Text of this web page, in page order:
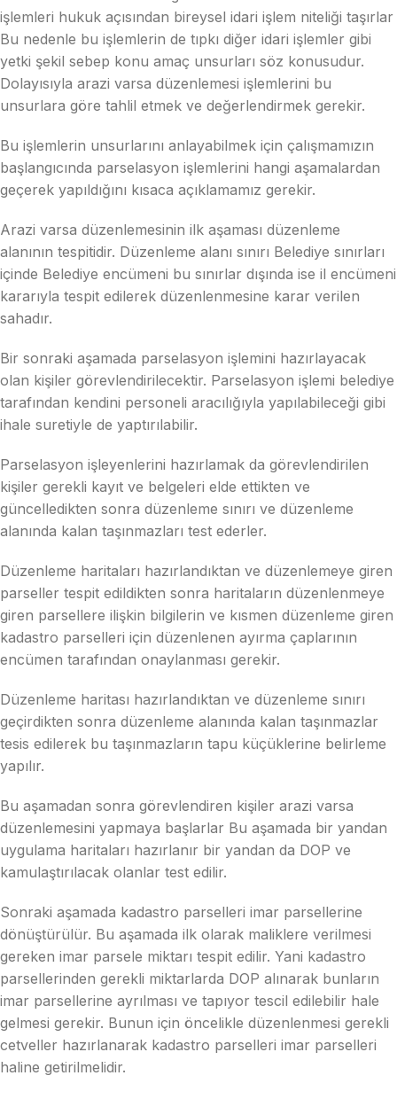
işlemleri hukuk açısından bireysel idari işlem niteliği taşırlar
Bu nedenle bu işlemlerin de tıpkı diğer idari işlemler gibi
yetki şekil sebep konu amaç unsurları söz konusudur.
Dolayısıyla arazi varsa düzenlemesi işlemlerini bu
unsurlara göre tahlil etmek ve değerlendirmek gerekir.
Bu işlemlerin unsurlarını anlayabilmek için çalışmamızın
başlangıcında parselasyon işlemlerini hangi aşamalardan
geçerek yapıldığını kısaca açıklamamız gerekir.
Arazi varsa düzenlemesinin ilk aşaması düzenleme
alanının tespitidir. Düzenleme alanı sınırı Belediye sınırları
içinde Belediye encümeni bu sınırlar dışında ise il encümeni
kararıyla tespit edilerek düzenlenmesine karar verilen
sahadır.
Bir sonraki aşamada parselasyon işlemini hazırlayacak
olan kişiler görevlendirilecektir. Parselasyon işlemi belediye
tarafından kendini personeli aracılığıyla yapılabileceği gibi
ihale suretiyle de yaptırılabilir.
Parselasyon işleyenlerini hazırlamak da görevlendirilen
kişiler gerekli kayıt ve belgeleri elde ettikten ve
güncelledikten sonra düzenleme sınırı ve düzenleme
alanında kalan taşınmazları test ederler.
Düzenleme haritaları hazırlandıktan ve düzenlemeye giren
parseller tespit edildikten sonra haritaların düzenlenmeye
giren parsellere ilişkin bilgilerin ve kısmen düzenleme giren
kadastro parselleri için düzenlenen ayırma çaplarının
encümen tarafından onaylanması gerekir.
Düzenleme haritası hazırlandıktan ve düzenleme sınırı
geçirdikten sonra düzenleme alanında kalan taşınmazlar
tesis edilerek bu taşınmazların tapu küçüklerine belirleme
yapılır.
Bu aşamadan sonra görevlendiren kişiler arazi varsa
düzenlemesini yapmaya başlarlar Bu aşamada bir yandan
uygulama haritaları hazırlanır bir yandan da DOP ve
kamulaştırılacak olanlar test edilir.
Sonraki aşamada kadastro parselleri imar parsellerine
dönüştürülür. Bu aşamada ilk olarak maliklere verilmesi
gereken imar parsele miktarı tespit edilir. Yani kadastro
parsellerinden gerekli miktarlarda DOP alınarak bunların
imar parsellerine ayrılması ve tapıyor tescil edilebilir hale
gelmesi gerekir. Bunun için öncelikle düzenlenmesi gerekli
cetveller hazırlanarak kadastro parselleri imar parselleri
haline getirilmelidir.